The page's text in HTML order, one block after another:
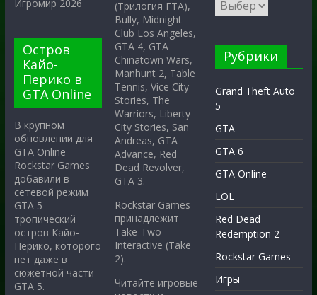
Игромир 2026
Остров
Кайо-
Перико в
GTA Online
В крупном
обновлении для
GTA Online
Rockstar Games
добавили в
сетевой режим
GTA 5
тропический
остров Кайо-
Перико, которого
нет даже в
сюжетной части
GTA 5.
(Трилогия ГТА),
Bully, Midnight
Club Los Angeles,
GTA 4, GTA
Chinatown Wars,
Manhunt 2, Table
Tennis, Vice City
Stories, The
Warriors, Liberty
City Stories, San
Andreas, GTA
Advance, Red
Dead Revolver,
GTA 3.
Rockstar Games
принадлежит
Take-Two
Interactive (Take
2).
Читайте игровые
Рубрики
Grand Theft Auto
5
GTA
GTA 6
GTA Online
LOL
Red Dead
Redemption 2
Rockstar Games
Игры